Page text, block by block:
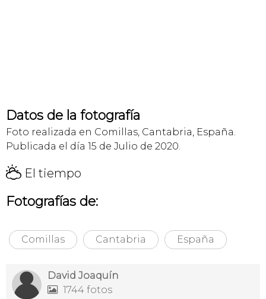
Datos de la fotografía
Foto realizada en Comillas, Cantabria, España.
Publicada el día 15 de Julio de 2020.
H El tiempo
Fotografías de:
Comillas Cantabria España
David Joaquín
 1744 fotos